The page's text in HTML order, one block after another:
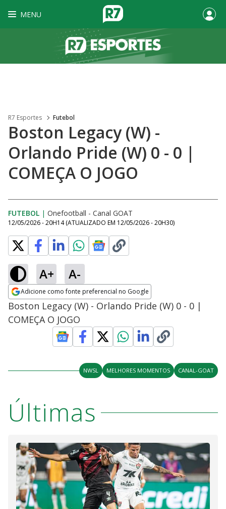
MENU
R7 Esportes Futebol
Boston Legacy (W) -
Orlando Pride (W) 0 - 0 |
COMEÇA O JOGO
FUTEBOL | Onefootball - Canal GOAT
12/05/2026 - 20H14 (ATUALIZADO EM 12/05/2026 - 20H30)
A+ A-
Adicione como fonte preferencial no Google
Opens in new window
Boston Legacy (W) - Orlando Pride (W) 0 - 0 |
COMEÇA O JOGO
NWSL MELHORES MOMENTOS CANAL-GOAT
Últimas